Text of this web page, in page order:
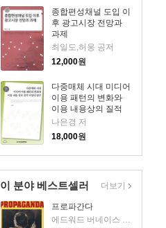
종합편성채널 도입 이
후 광고시장 전망과
과제
최일도,허웅 공저
12,000원
다중매체 시대 미디어
이용 패턴의 변화와
이용 내용상의 질적
다양성 탐구
나은경 저
18,000원
이 분야 베스트셀러
프로파간다
더보기